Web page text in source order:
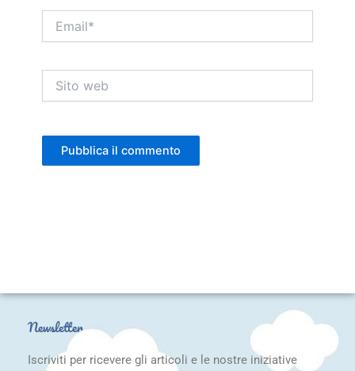
web
Newsletter
Iscriviti per ricevere gli articoli e le nostre iniziative